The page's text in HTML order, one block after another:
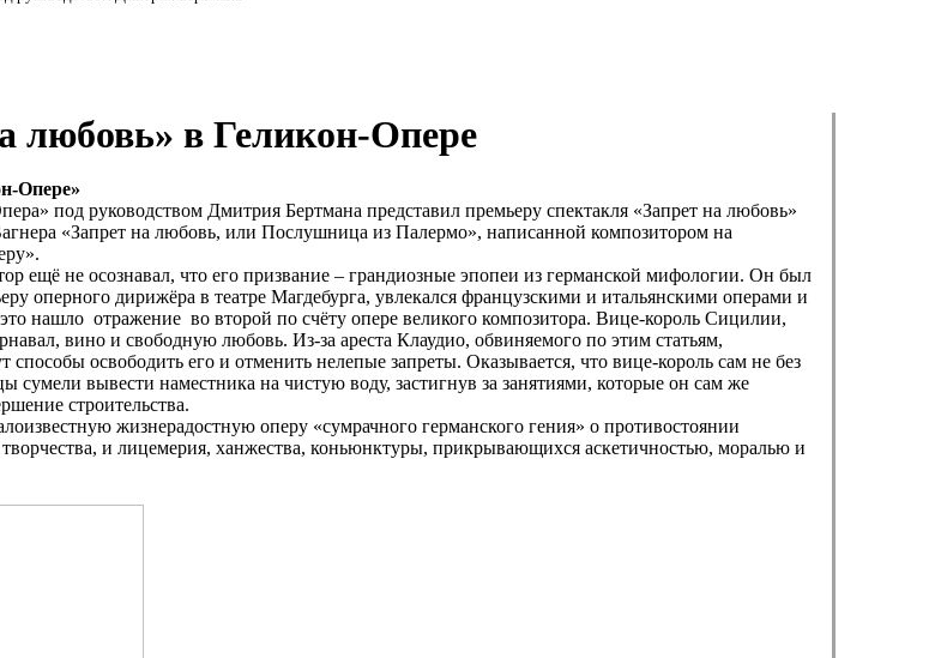
любовь» в Геликон-Опере
Опере»
под руководством Дмитрия Бертмана представил премьеру спектакля «Запрет на любовь»
«Запрет на любовь, или Послушница из Палермо», написанной композитором на
ещё не осознавал, что его призвание – грандиозные эпопеи из германской мифологии. Он был
оперного дирижёра в театре Магдебурга, увлекался французскими и итальянскими операми и
нашло отражение во второй по счёту опере великого композитора. Вице-король Сицилии,
вино и свободную любовь. Из-за ареста Клаудио, обвиняемого по этим статьям,
способы освободить его и отменить нелепые запреты. Оказывается, что вице-король сам не без
вывести наместника на чистую воду, застигнув за занятиями, которые он сам же
строительства.
жизнерадостную оперу «сумрачного германского гения» о противостоянии
и лицемерия, ханжества, коньюнктуры, прикрывающихся аскетичностью, моралью и